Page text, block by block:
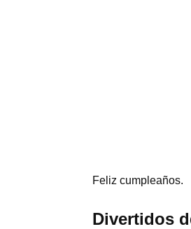
Feliz cumpleaños.
Divertidos